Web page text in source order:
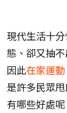
現代生活十
態、卻又抽
因此在家運動
是許多民眾甩
有哪些好處